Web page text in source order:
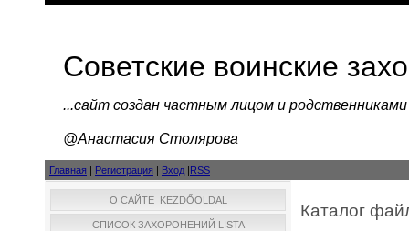
Советские воинские
...cайт создан частным лицом и
@Анастасия Столярова
Главная | Регистрация | Вход |RSS
О САЙТЕ KEZDŐOLDAL
СПИСОК ЗАХОРОНЕНИЙ LISTA
Каталог